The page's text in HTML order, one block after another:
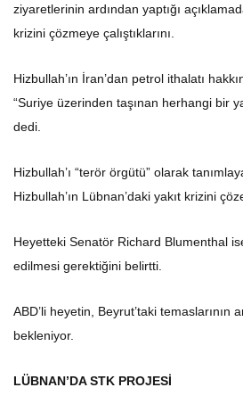
ziyaretlerinin ardından yaptığı
krizini çözmeye çalıştıklarını.
Hizbullah’ın İran’dan petrol ithalatı
“Suriye üzerinden taşınan herhangi bir
dedi.
Hizbullah’ı “terör örgütü” olarak
Hizbullah’ın Lübnan’daki yakıt krizini
Heyetteki Senatör Richard Blumenthal
edilmesi gerektiğini belirtti.
ABD’li heyetin, Beyrut’taki temaslarının
bekleniyor.
LÜBNAN’DA STK PROJESİ